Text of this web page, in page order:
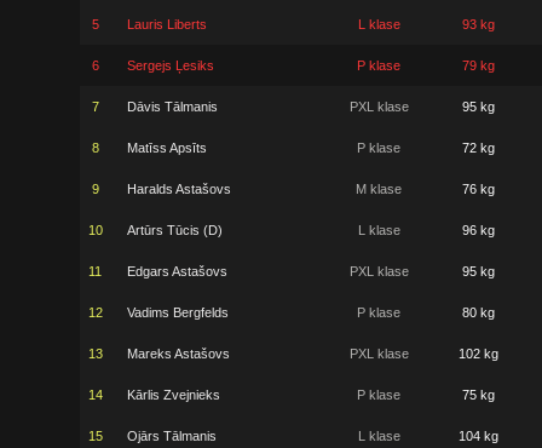
5 Lauris Liberts L klase 93 kg
6 Sergejs Ļesiks P klase 79 kg
7 Dāvis Tālmanis PXL klase 95 kg
8 Matīss Apsīts P klase 72 kg
9 Haralds Astašovs M klase 76 kg
10 Artūrs Tūcis (D) L klase 96 kg
11 Edgars Astašovs PXL klase 95 kg
12 Vadims Bergfelds P klase 80 kg
13 Mareks Astašovs PXL klase 102 kg
14 Kārlis Zvejnieks P klase 75 kg
15 Ojārs Tālmanis L klase 104 kg